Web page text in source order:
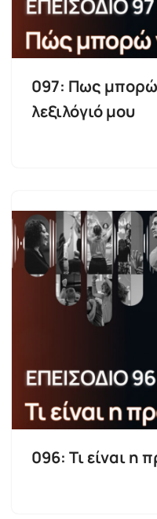
097: Πως μπορώ
λεξιλόγιό μου
096: Τι είναι η